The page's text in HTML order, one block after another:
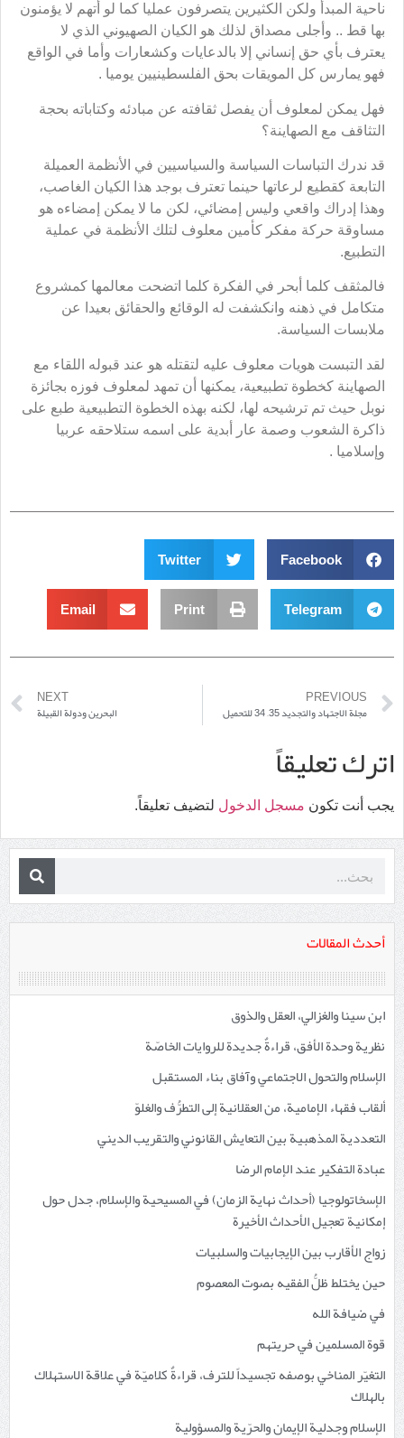
أحدث المقالات
ابن سينا والغزالي، العقل والذوق
نظرية وحدة الأفق، قراءةٌ جديدة للروايات الخاصّة
الإسلام والتحول الاجتماعي وآفاق بناء المستقبل
ألقاب فقهاء الإمامية، من العقلانية إلى التطرُّف والغلوّ
التعددية المذهبية بين التعايش القانوني والتقريب الديني
عبادة التفكير عند الإمام الرضا
الإسخاتولوجيا (أحداث نهاية الزمان) في المسيحية والإسلام، جدل حول
إمكانية تعجيل الأحداث الأخيرة
زواج الأقارب بين الإيجابيات والسلبيات
حين يختلط ظلُّ الفقيه بصوت المعصوم
في ضيافة الله
قوة المسلمين في حريتهم
التغيّر المناخي بوصفه تجسيداً للترف، قراءةٌ كلاميّة في علاقة الاستهلاك
بالهلاك
الإسلام وجدلية الإيمان والحرّية والمسؤولية
ناحية المبدأ ولكن الكثيرين يتصرفون عمليا كما لو أتهم لا يؤمنون
بها قط .. وأجلى مصداق لذلك هو الكيان الصهيوني الذي لا
يعترف بأي حق إنساني إلا بالدعايات وكشعارات وأما في الواقع
فهو يمارس كل المويقات بحق الفلسطينيين يوميا .
فهل يمكن لمعلوف أن يفصل ثقافته عن مبادئه وكتاباته بحجة
التثاقف مع الصهاينة؟
قد ندرك التباسات السياسة والسياسيين في الأنظمة العميلة
التابعة كقطيع لرعاتها حينما تعترف بوجد هذا الكيان الغاصب،
وهذا إدراك واقعي وليس إمضائي، لكن ما لا يمكن إمضاءه هو
مساوقة حركة مفكر كأمين معلوف لتلك الأنظمة في عملية
التطبيع.
فالمثقف كلما أبحر في الفكرة كلما اتضحت معالمها كمشروع
متكامل في ذهنه وانكشفت له الوقائع والحقائق بعيدا عن
ملابسات السياسة.
لقد التبست هويات معلوف عليه لتقتله هو عند قبوله اللقاء مع
الصهاينة كخطوة تطبيعية، يمكنها أن تمهد لمعلوف فوزه بجائزة
نوبل حيث تم ترشيحه لها، لكنه بهذه الخطوة التطبيعية طبع على
ذاكرة الشعوب وصمة عار أبدية على اسمه ستلاحقه عربيا
وإسلاميا .
Facebook
Twitter
Telegram
Print
Email
PREVIOUS
مجلة الاجتهاد والتجديد 35– 34 للتحميل
NEXT
البحرين ودولة القبيلة
اترك تعليقاً
يجب أنت تكون مسجل الدخول لتضيف تعليقاً.